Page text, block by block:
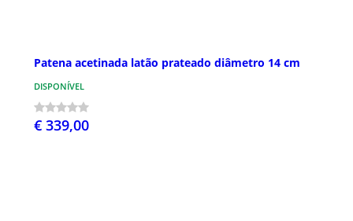
Patena acetinada latão prateado diâmetro 14 cm
DISPONÍVEL
€ 339,00